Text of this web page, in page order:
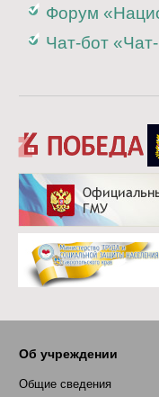
Форум
Чат-бот
Об учреждении
Общие сведения